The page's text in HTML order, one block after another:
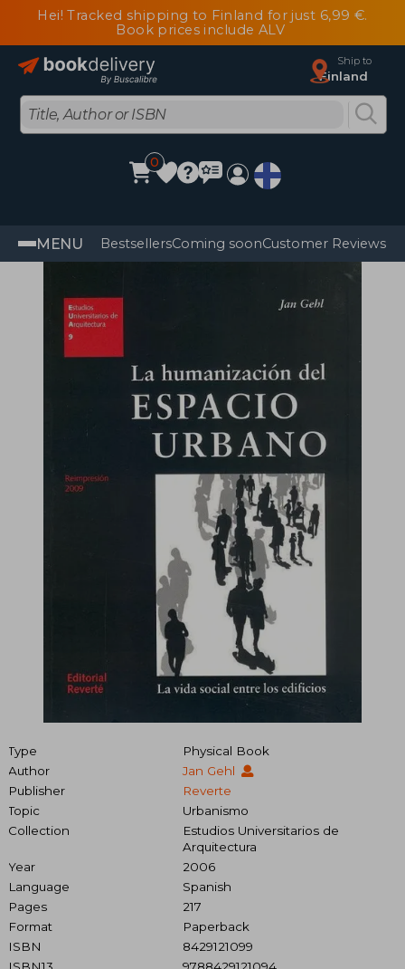
Hei! Tracked shipping to Finland for just 6,99 €.
Book prices include ALV
Ship to
Finland
0
MENU BestsellersComing soonCustomer Reviews
Type
Physical Book
Author
Jan Gehl
Publisher
Reverte
Topic
Urbanismo
Collection
Estudios Universitarios de
Arquitectura
Year
2006
Language
Spanish
Pages
217
Format
Paperback
ISBN
8429121099
ISBN13
9788429121094